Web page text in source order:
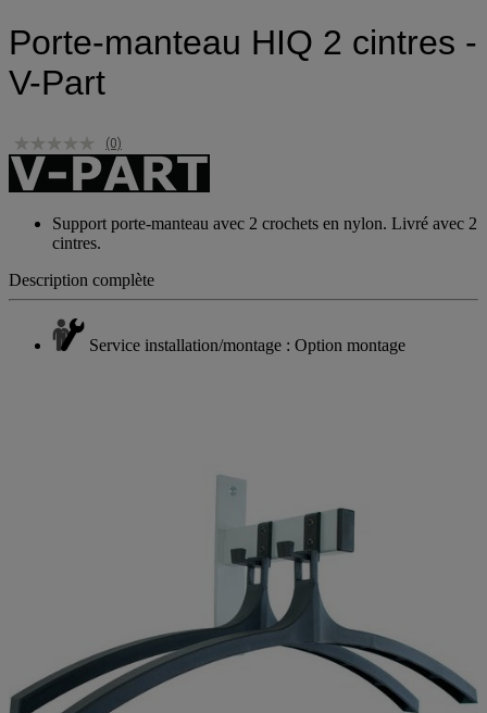
Porte-manteau HIQ 2 cintres -
V-Part
(0)
Support porte-manteau avec 2 crochets en nylon. Livré avec 2
cintres.
Description complète
Service installation/montage : Option montage